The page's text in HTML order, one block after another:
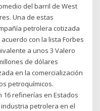
del barril de West
Una de estas
petrolera cotizada
con la lista Forbes
a unos 3 Valero
de dólares
en la comercialización
petroquímicos.
16 refinerías en Estados
industria petrolera en el